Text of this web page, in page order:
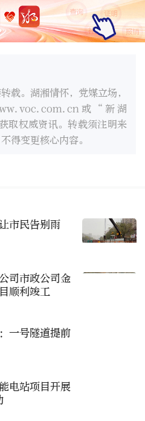
载。湖湘情怀，党媒立场，
或“新湖
取权威资讯。转载须注明来
得变更核心内容。
市民告别雨
司市政公司金
顺利竣工
一号隧道提前
电站项目开展